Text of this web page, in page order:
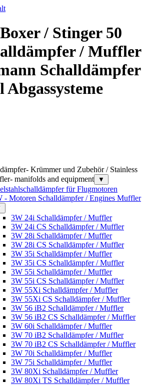
/ Stinger 50
/ Muffler
Schalldämpfer
Abgassysteme
Krümmer und Zubehör / Stainless
manifolds and equipment
▼
für Flugmotoren
- Motoren Schalldämpfer / Engines Muffler
3W 24i Schalldämpfer / Muffler
3W 24i CS Schalldämpfer / Muffler
3W 28i Schalldämpfer / Muffler
3W 28i CS Schalldämpfer / Muffler
3W 35i Schalldämpfer / Muffler
3W 35i CS Schalldämpfer / Muffler
3W 55i Schalldämpfer / Muffler
3W 55i CS Schalldämpfer / Muffler
3W 55Xi Schalldämpfer / Muffler
3W 55Xi CS Schalldämpfer / Muffler
3W 56 iB2 Schalldämpfer / Muffler
3W 56 iB2 CS Schalldämpfer / Muffler
3W 60i Schalldämpfer / Muffler
3W 70 iB2 Schalldämpfer / Muffler
3W 70 iB2 CS Schalldämpfer / Muffler
3W 70i Schalldämpfer / Muffler
3W 75i Schalldämpfer / Muffler
3W 80Xi Schalldämpfer / Muffler
3W 80Xi TS Schalldämpfer / Muffler